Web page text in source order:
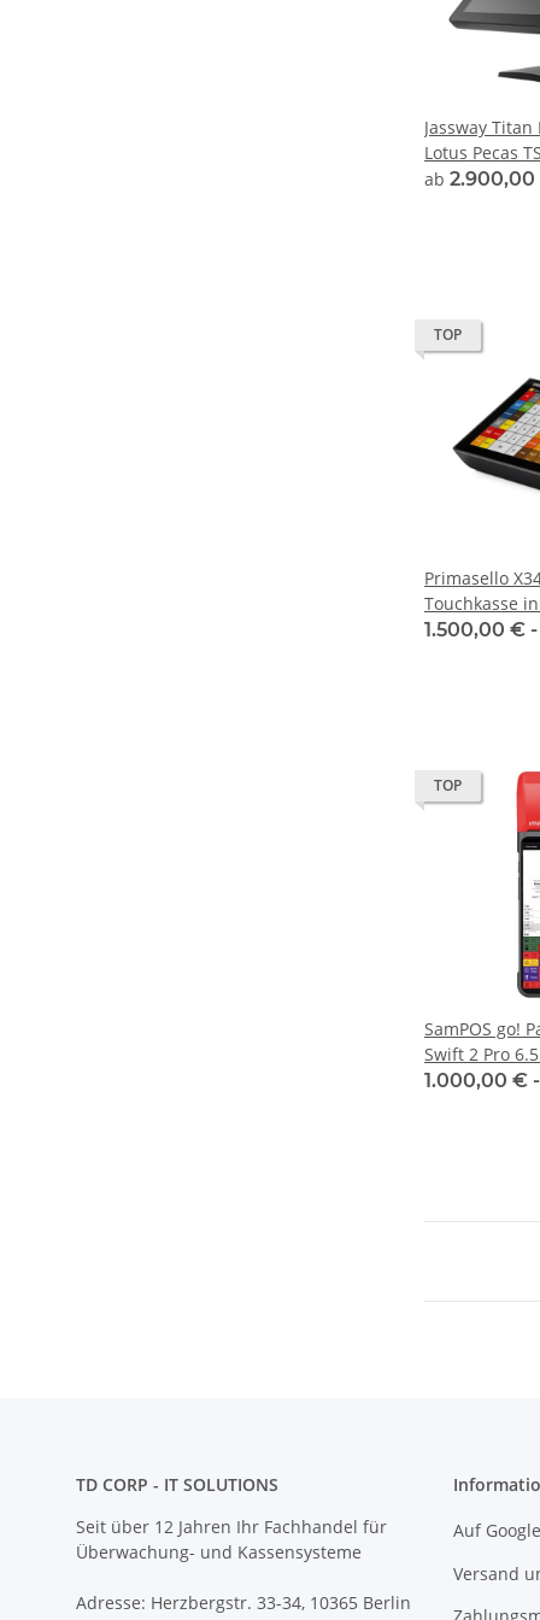
Jassway
Lotus Pecas
ab
TOP
Primasello
Touchkasse
Einrichtung
1.500,00 € -
TOP
SamPOS go!
Swift 2 Pro 6.5 Zoll AIO
Touchkasse
1.000,00 € -
TD CORP - IT SOLUTIONS
Seit über 12 Jahren Ihr Fachhandel für
Überwachung- und Kassensysteme
Adresse: Herzbergstr. 33-34, 10365 Berlin
Auf
Versand